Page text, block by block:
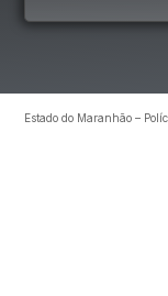
Estado do Maranhão –